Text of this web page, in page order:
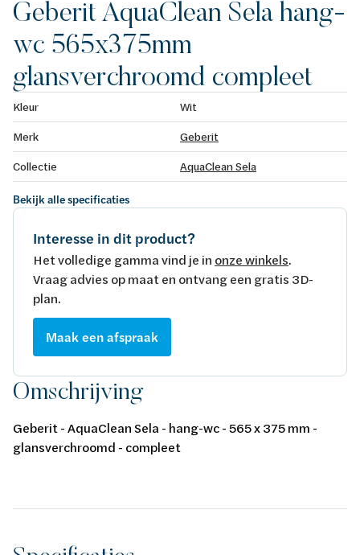
Geberit AquaClean Sela hang-
wc 565x375mm
glansverchroomd compleet
Kleur
Wit
Merk
Geberit
Collectie
AquaClean Sela
Bekijk alle specificaties
Interesse in dit product?
Het volledige gamma vind je in onze winkels.
Vraag advies op maat en ontvang een gratis 3D-
plan.
Maak een afspraak
Omschrijving
Geberit - AquaClean Sela - hang-wc - 565 x 375 mm -
glansverchroomd - compleet